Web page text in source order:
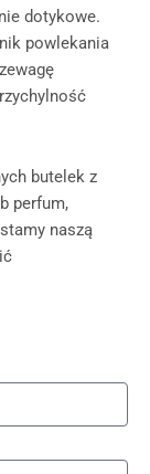
dotykowe.
powlekania
butelek z
perfum,
naszą